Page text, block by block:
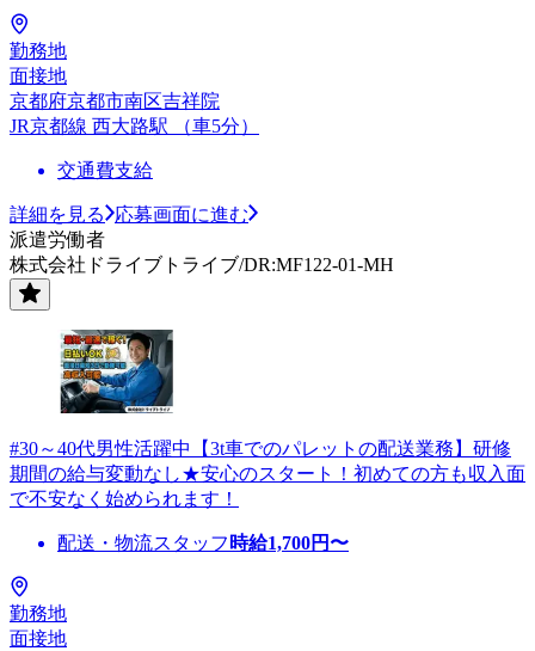
勤務地
面接地
京都府京都市南区吉祥院
JR京都線 西大路駅 （車5分）
交通費支給
詳細を見る
応募画面に進む
派遣労働者
株式会社ドライブトライブ/DR:MF122-01-MH
#30～40代男性活躍中【3t車でのパレットの配送業務】研修
期間の給与変動なし★安心のスタート！初めての方も収入面
で不安なく始められます！
配送・物流スタッフ 時給1,700円〜
勤務地
面接地